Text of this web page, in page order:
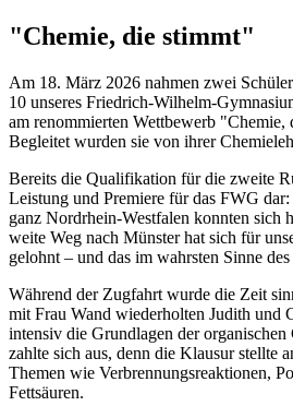
"Chemie, die stimmt"
Am 18. März 2026 nahmen zwei
10 unseres Friedrich-Wilhelm-
am renommierten Wettbewerb
Begleitet wurden sie von ihrer
Bereits die Qualifikation für die zweite
Leistung und Premiere für das FWG
ganz Nordrhein-Westfalen konnten sich
weite Weg nach Münster hat sich für
gelohnt – und das im wahrsten Sinne des
Während der Zugfahrt wurde die Zeit
mit Frau Wand wiederholten Judith und
intensiv die Grundlagen der
zahlte sich aus, denn die Klausur stellte
Themen wie Verbrennungsreaktionen,
Fettsäuren.